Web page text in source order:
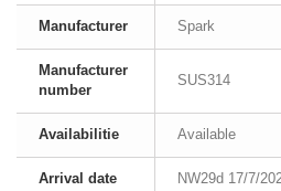
Manufacturer Spark
Manufacturer
number
SUS314
Availabilitie Available
Arrival date NW29d 17/7/